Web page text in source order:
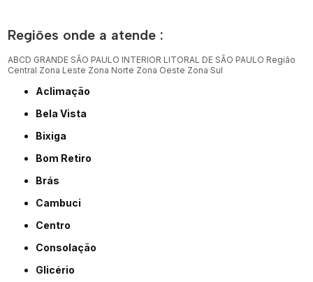
Regiões onde a atende :
ABCD GRANDE SÃO PAULO INTERIOR LITORAL DE SÃO PAULO Região
Central Zona Leste Zona Norte Zona Oeste Zona Sul
Aclimação
Bela Vista
Bixiga
Bom Retiro
Brás
Cambuci
Centro
Consolação
Glicério